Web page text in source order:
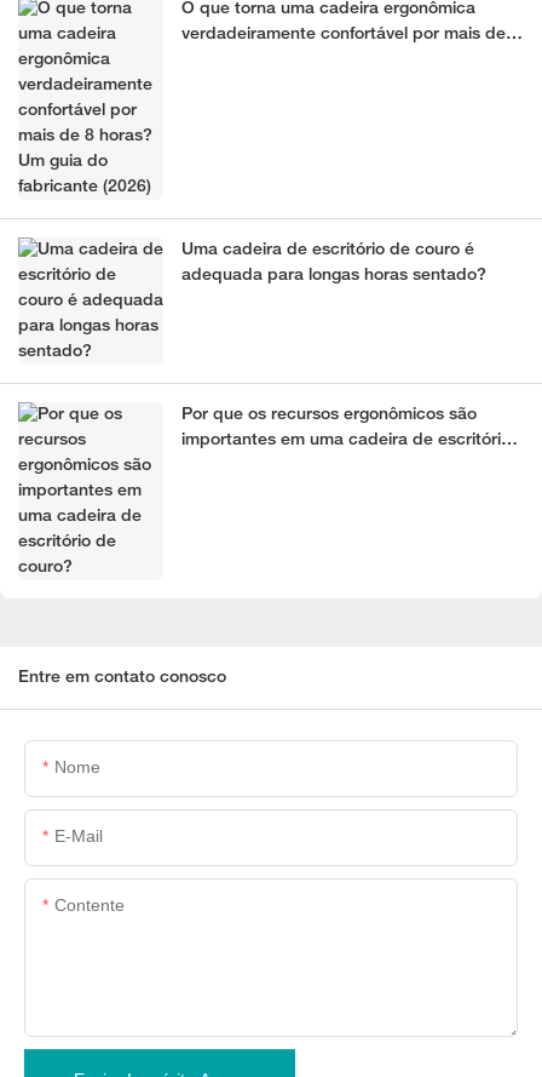
O que torna uma cadeira ergonômica
verdadeiramente confortável por mais de 8
Uma cadeira de escritório de couro é
adequada para longas horas sentado?
Por que os recursos ergonômicos são
importantes em uma cadeira de escritório
Entre em contato conosco
Nome
E-Mail
Contente